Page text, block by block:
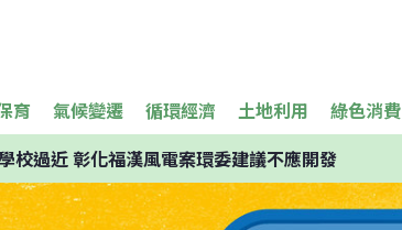
育 氣候變遷 循環經濟 土地利用 綠色消費
校過近 彰化福漢風電案環委建議不應開發